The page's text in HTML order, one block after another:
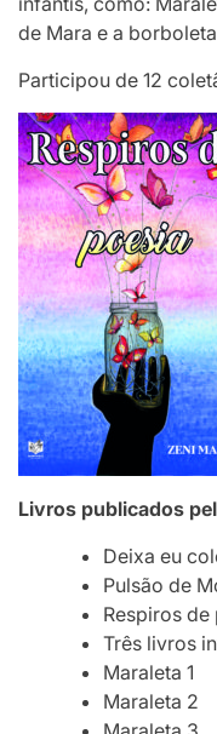
de Mara e a
Participou de 12
Livros publicados
Deixa eu
Pulsão de
Respiros de
Três livros
Maraleta 1
Maraleta 2